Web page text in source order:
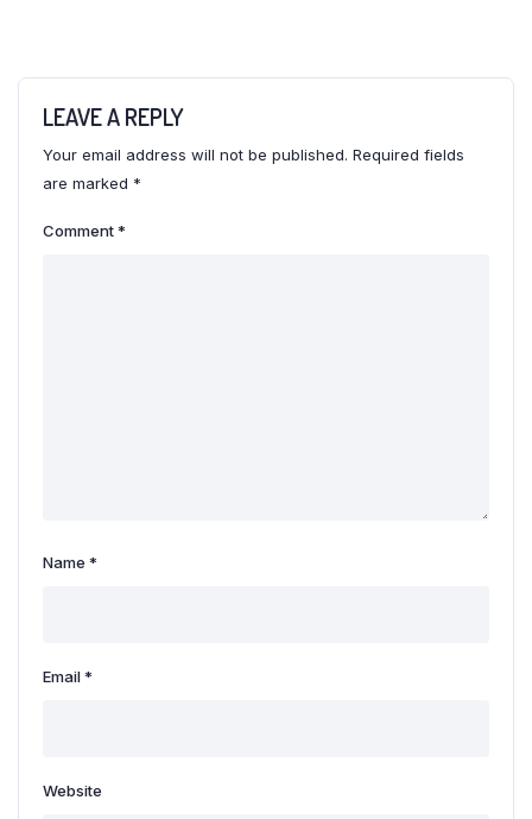
LEAVE A REPLY
Your email address will not be published. Required fields
are marked *
Comment*
Name *
Email*
Website